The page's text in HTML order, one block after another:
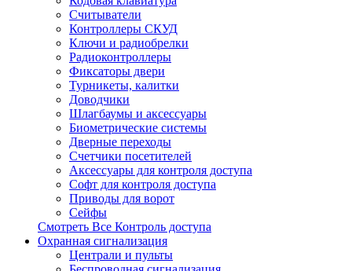
Считыватели
Контроллеры СКУД
Ключи и радиобрелки
Радиоконтроллеры
Фиксаторы двери
Турникеты, калитки
Доводчики
Шлагбаумы и аксессуары
Биометрические системы
Дверные переходы
Счетчики посетителей
Аксессуары для контроля доступа
Софт для контроля доступа
Приводы для ворот
Сейфы
Смотреть Все Контроль доступа
Охранная сигнализация
Централи и пульты